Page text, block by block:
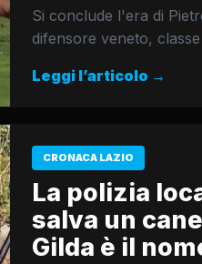
Si conclude l'era di
difensore veneto,
Leggi l’articolo →
CRONACA LAZIO
La polizia
salva un
Gilda è il